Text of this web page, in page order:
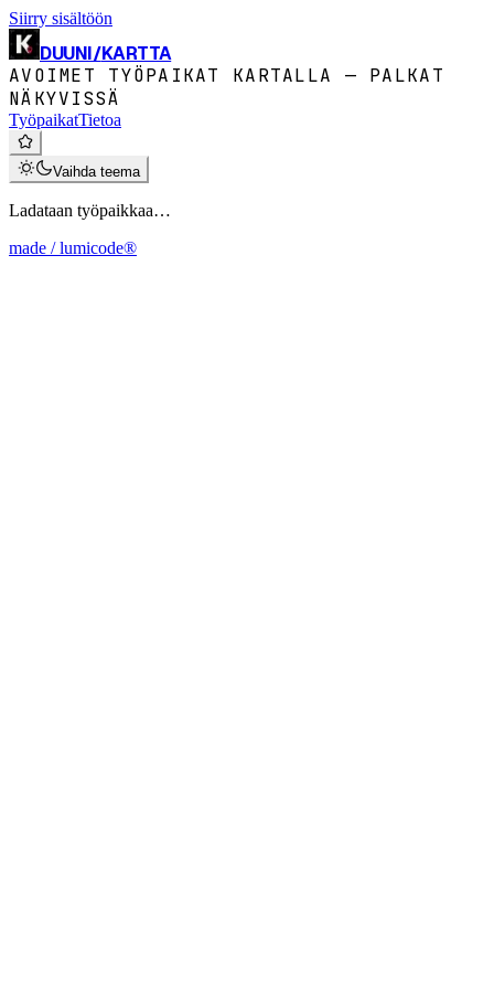
Siirry sisältöön
DUUNI/KARTTA
AVOIMET TYÖPAIKAT KARTALLA — PALKAT
NÄKYVISSÄ
TyöpaikatTietoa
Vaihda teema
Ladataan työpaikkaa…
made / lumicode®